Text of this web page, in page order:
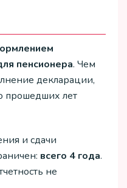
пенсионера. Чем
декларации,
прошедших лет
и сдачи
всего 4 года.
не